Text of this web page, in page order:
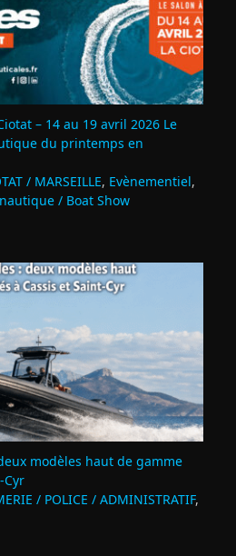
– 14 au 19 avril 2026 Le
du printemps en
/ MARSEILLE, Evènementiel,
/ Boat Show
modèles haut de gamme
/ POLICE / ADMINISTRATIF,